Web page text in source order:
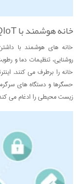
خانه هوشمند با QIoT کیونپ
خانه های هوشمند با
روشنایی، تنظیمات دما و
حسگرها و دستگاه های
زیست محیطی را ادغام می